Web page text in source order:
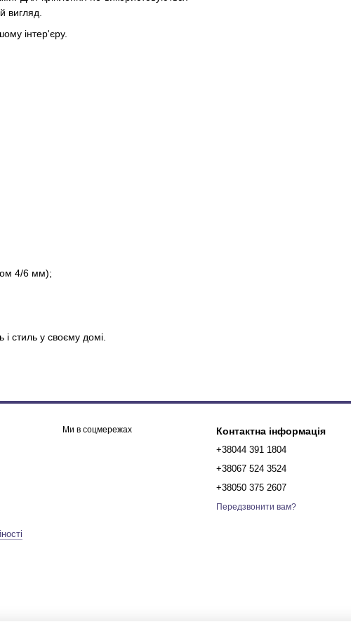
вигляд.
інтер'єру.
4/6 мм);
і стиль у своєму домі​.
Ми в соцмережах Контактна інформація
+38044 391 1804
+38067 524 3524
+38050 375 2607
Передзвонити вам?